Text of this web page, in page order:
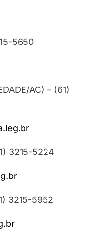
5650
AC) – (61)
3215-5224
3215-5952